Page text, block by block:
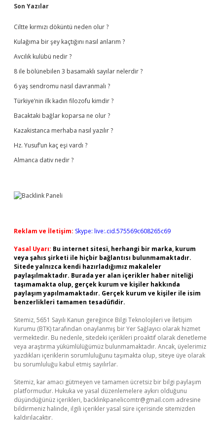
Sidebar
Son Yazılar
Ciltte kırmızı döküntü neden olur ?
Kulağıma bir şey kaçtığını nasıl anlarım ?
Avcılık kulübü nedir ?
8 ile bölünebilen 3 basamaklı sayılar nelerdir ?
6 yaş sendromu nasıl davranmalı ?
Türkiye’nin ilk kadın filozofu kimdir ?
Bacaktaki bağlar koparsa ne olur ?
Kazakistanca merhaba nasıl yazılır ?
Hz. Yusuf’un kaç eşi vardı ?
Almanca dativ nedir ?
Reklam ve İletişim: Skype: live:.cid.575569c608265c69
Yasal Uyarı: Bu internet sitesi, herhangi bir marka, kurum
veya şahıs şirketi ile hiçbir bağlantısı bulunmamaktadır.
Sitede yalnızca kendi hazırladığımız makaleler
paylaşılmaktadır. Burada yer alan içerikler haber niteliği
taşımamakta olup, gerçek kurum ve kişiler hakkında
paylaşım yapılmamaktadır. Gerçek kurum ve kişiler ile isim
benzerlikleri tamamen tesadüfidir.
Sitemiz, 5651 Sayılı Kanun gereğince Bilgi Teknolojileri ve İletişim
Kurumu (BTK) tarafından onaylanmış bir Yer Sağlayıcı olarak hizmet
vermektedir. Bu nedenle, sitedeki içerikleri proaktif olarak denetleme
veya araştırma yükümlülüğümüz bulunmamaktadır. Ancak, üyelerimiz
yazdıkları içeriklerin sorumluluğunu taşımakta olup, siteye üye olarak
bu sorumluluğu kabul etmiş sayılırlar.
Sitemiz, kar amacı gütmeyen ve tamamen ücretsiz bir bilgi paylaşım
platformudur. Hukuka ve yasal düzenlemelere aykırı olduğunu
düşündüğünüz içerikleri, backlinkpanelicomtr@gmail.com adresine
bildirmeniz halinde, ilgili içerikler yasal süre içerisinde sitemizden
kaldırılacaktır.